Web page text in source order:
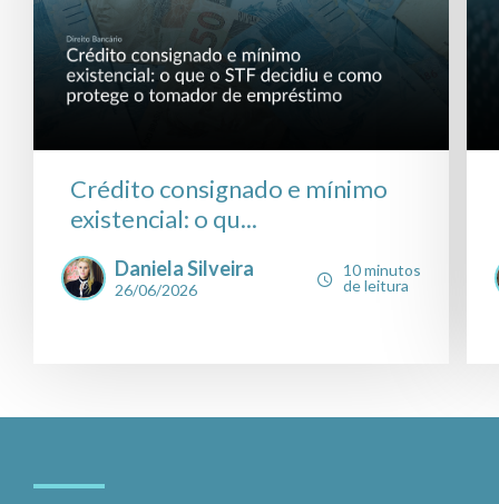
Crédito consignado e mínimo
existencial: o qu...
Daniela Silveira
26/06/2026
10 minutos
de leitura